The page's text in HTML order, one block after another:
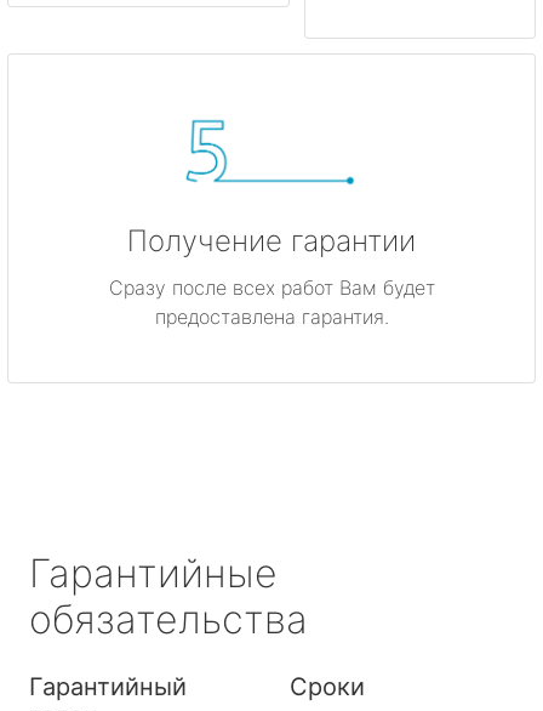
Получение гарантии
Сразу после всех работ Вам будет
предоставлена гарантия.
Гарантийные
обязательства
Гарантийный
Сроки